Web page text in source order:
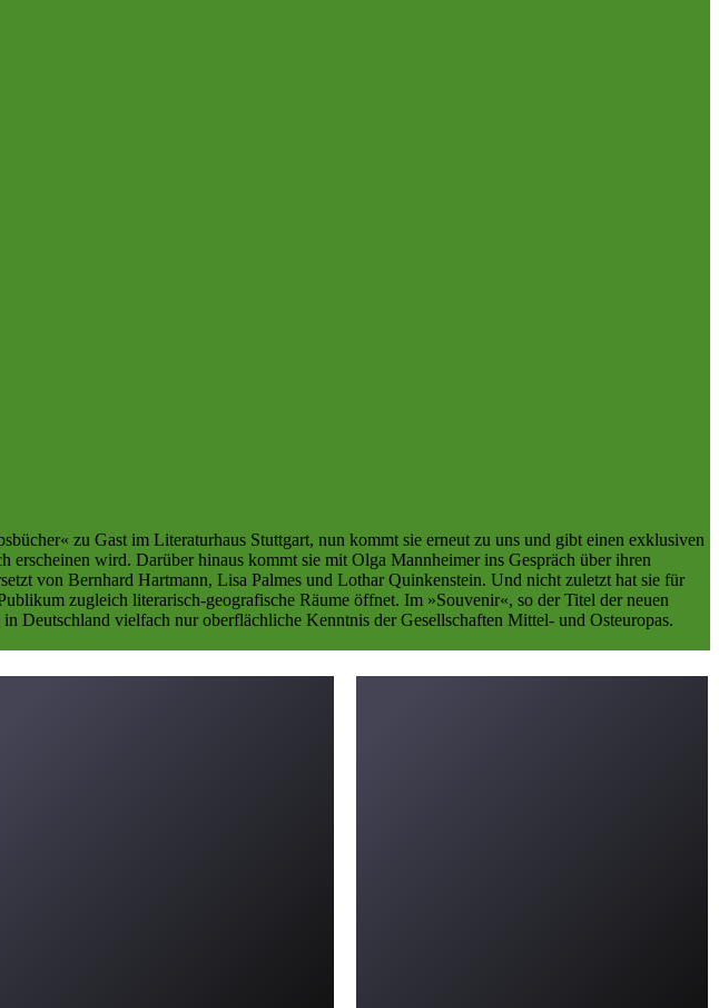
zu Gast im Literaturhaus Stuttgart, nun kommt sie erneut zu uns und gibt einen exklusiven
wird. Darüber hinaus kommt sie mit Olga Mannheimer ins Gespräch über ihren
von Bernhard Hartmann, Lisa Palmes und Lothar Quinkenstein. Und nicht zuletzt hat sie für
zugleich literarisch-geografische Räume öffnet. Im »Souvenir«, so der Titel der neuen
Deutschland vielfach nur oberflächliche Kenntnis der Gesellschaften Mittel- und Osteuropas.